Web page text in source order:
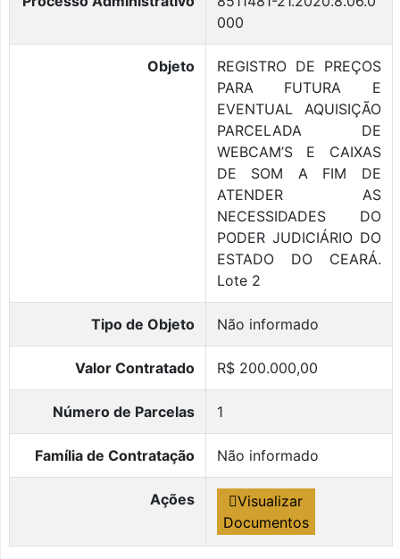
000
Objeto
REGISTRO DE PREÇOS
PARA FUTURA E
EVENTUAL AQUISIÇÃO
PARCELADA DE
WEBCAM’S E CAIXAS
DE SOM A FIM DE
ATENDER AS
NECESSIDADES DO
PODER JUDICIÁRIO DO
ESTADO DO CEARÁ.
Lote 2
Tipo de Objeto Não informado
Valor Contratado R$ 200.000,00
Número de Parcelas 1
Família de Contratação Não informado
Ações
Visualizar
Documentos